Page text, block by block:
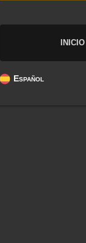
Español